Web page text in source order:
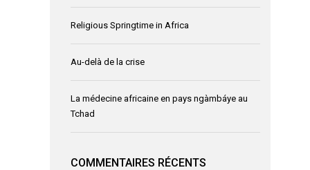
Religious Springtime in Africa
Au-delà de la crise
La médecine africaine en pays ngàmbáye au
Tchad
COMMENTAIRES RÉCENTS